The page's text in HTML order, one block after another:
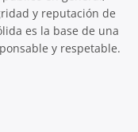
y reputación de
es la base de una
y respetable.